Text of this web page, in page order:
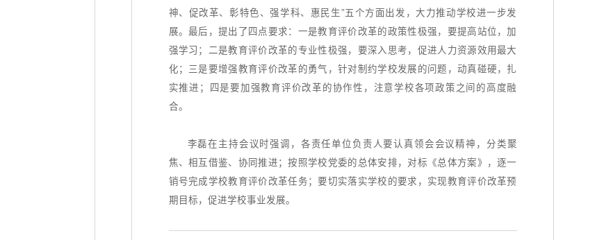
神、促改革、彰特色、强学科、惠民生”五个方面出发，大力推动学校进一步发
展。最后，提出了四点要求：一是教育评价改革的政策性极强，要提高站位，加
强学习；二是教育评价改革的专业性极强，要深入思考，促进人力资源效用最大
化；三是要增强教育评价改革的勇气，针对制约学校发展的问题，动真碰硬，扎
实推进；四是要加强教育评价改革的协作性，注意学校各项政策之间的高度融
合。
李磊在主持会议时强调，各责任单位负责人要认真领会会议精神，分类聚
焦、相互借鉴、协同推进；按照学校党委的总体安排，对标《总体方案》，逐一
销号完成学校教育评价改革任务；要切实落实学校的要求，实现教育评价改革预
期目标，促进学校事业发展。